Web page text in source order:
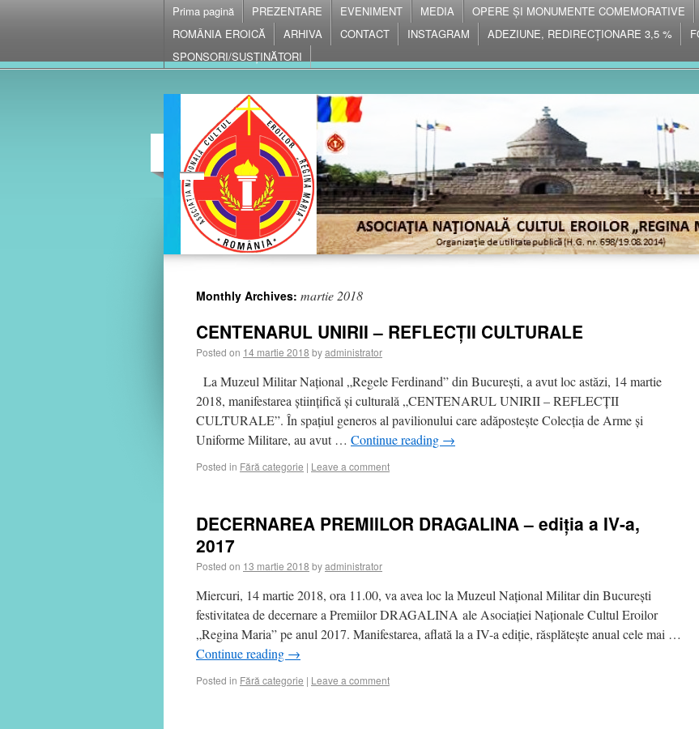
Prima pagină PREZENTARE EVENIMENT MEDIA OPERE ȘI MONUMENTE COMEMORATIVE
ROMÂNIA EROICĂ
ARHIVA CONTACT INSTAGRAM ADEZIUNE, REDIRECȚIONARE 3,5 %
SPONSORI/SUSȚINĂTORI
Monthly Archives: martie 2018
CENTENARUL UNIRII – REFLECȚII CULTURALE
Posted on 14 martie 2018 byadministrator
La Muzeul Militar Național „Regele Ferdinand” din București, a avut loc astăzi, 14 martie
2018, manifestarea științifică și culturală „CENTENARUL UNIRII – REFLECȚII
CULTURALE”. În spațiul generos al pavilionului care adăpostește Colecția de Arme și
Uniforme Militare, au avut … Continue reading →
Posted in Fără categorie | Leave a comment
DECERNAREA PREMIILOR DRAGALINA – ediția a IV-a,
2017
Posted on 13 martie 2018 byadministrator
Miercuri, 14 martie 2018, ora 11.00, va avea loc la Muzeul Național Militar din București
festivitatea de decernare a Premiilor DRAGALINA ale Asociației Naționale Cultul Eroilor
„Regina Maria” pe anul 2017. Manifestarea, aflată la a IV-a ediție, răsplătește anual cele mai …
Continue reading →
Posted in Fără categorie | Leave a comment